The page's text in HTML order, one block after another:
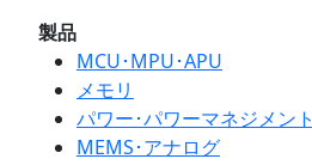
製品
MCU･MPU･APU
メモリ
パワー･パワーマネジメント
MEMS･アナログ